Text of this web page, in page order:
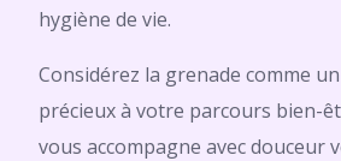
hygiène de vie.
Considérez la grenade comme
précieux à votre parcours bien-
vous accompagne avec douceur